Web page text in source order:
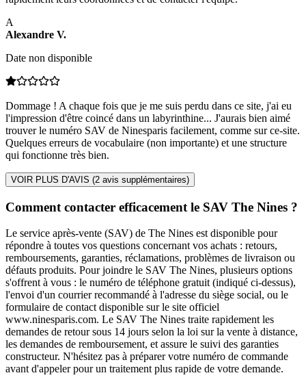
A
Alexandre V.
Date non disponible
Dommage ! A chaque fois que je me suis perdu dans ce site, j'ai eu
l'impression d'être coincé dans un labyrinthine... J'aurais bien aimé
trouver le numéro SAV de Ninesparis facilement, comme sur ce-site.
Quelques erreurs de vocabulaire (non importante) et une structure
qui fonctionne très bien.
VOIR PLUS D'AVIS (2 avis supplémentaires)
Comment contacter efficacement le SAV The Nines ?
Le service après-vente (SAV) de The Nines est disponible pour
répondre à toutes vos questions concernant vos achats : retours,
remboursements, garanties, réclamations, problèmes de livraison ou
défauts produits. Pour joindre le SAV The Nines, plusieurs options
s'offrent à vous : le numéro de téléphone gratuit (indiqué ci-dessus),
l'envoi d'un courrier recommandé à l'adresse du siège social, ou le
formulaire de contact disponible sur le site officiel
www.ninesparis.com. Le SAV The Nines traite rapidement les
demandes de retour sous 14 jours selon la loi sur la vente à distance,
les demandes de remboursement, et assure le suivi des garanties
constructeur. N'hésitez pas à préparer votre numéro de commande
avant d'appeler pour un traitement plus rapide de votre demande.